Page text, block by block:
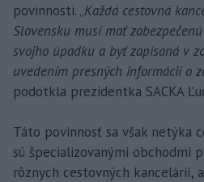
povinnosti. „Každá cestovná
Slovensku musí mať
svojho úpadku a byť zapísaná v
uvedením presných informácií o
podotkla prezidentka SACKA
Táto povinnosť sa však netýka
sú špecializovanými obchodmi
rôznych cestovných kancelárií,